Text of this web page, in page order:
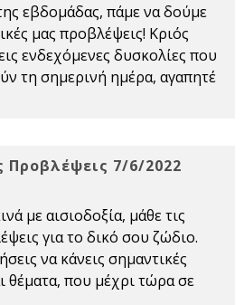
εβδομάδας, πάμε να δούμε
μας προβλέψεις! Κριός
ενδεχόμενες δυσκολίες που
τη σημερινή ημέρα, αγαπητέ
Προβλέψεις 7/6/2022
με αισιοδοξία, μάθε τις
για το δικό σου ζώδιο.
να κάνεις σημαντικές
θέματα, που μέχρι τώρα σε